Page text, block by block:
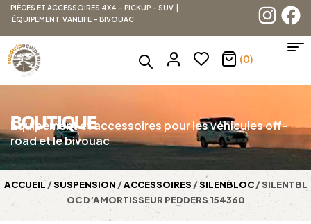
PIÈCES ET ACCESSOIRES 4X4 – PICKUP – SUV |
ÉQUIPEMENT VANLIFE – BIVOUAC
(0)
BOUTIQUE
Équipement et accessoires pour les véhicules off-
road et le bivouac
ACCUEIL/SUSPENSION /ACCESSOIRES /SILENBLOC/ SILENTBL
OC D’AMORTISSEUR PEDDERS 154360